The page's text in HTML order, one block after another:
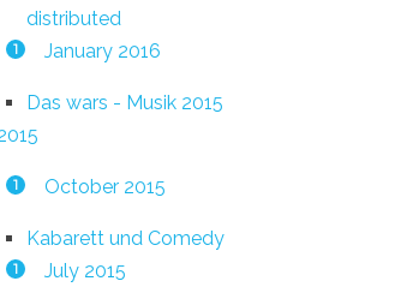
distributed
1 January 2016
Das wars - Musik 2015
1 October 2015
Kabarett und Comedy
1 July 2015